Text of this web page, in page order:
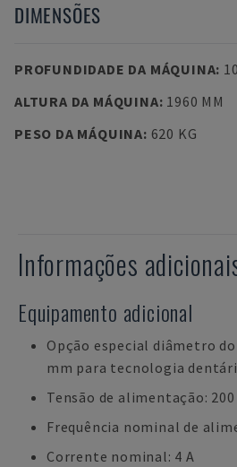
DIMENSÕES
PROFUNDIDADE DA MÁQUINA:
ALTURA DA MÁQUINA: 1960 MM
PESO DA MÁQUINA: 620 KG
Informações
Equipamento adicional
Opção especial diâmetro
mm para tecnologia
Tensão de alimentação: 200
Frequência nominal de
Corrente nominal: 4 A